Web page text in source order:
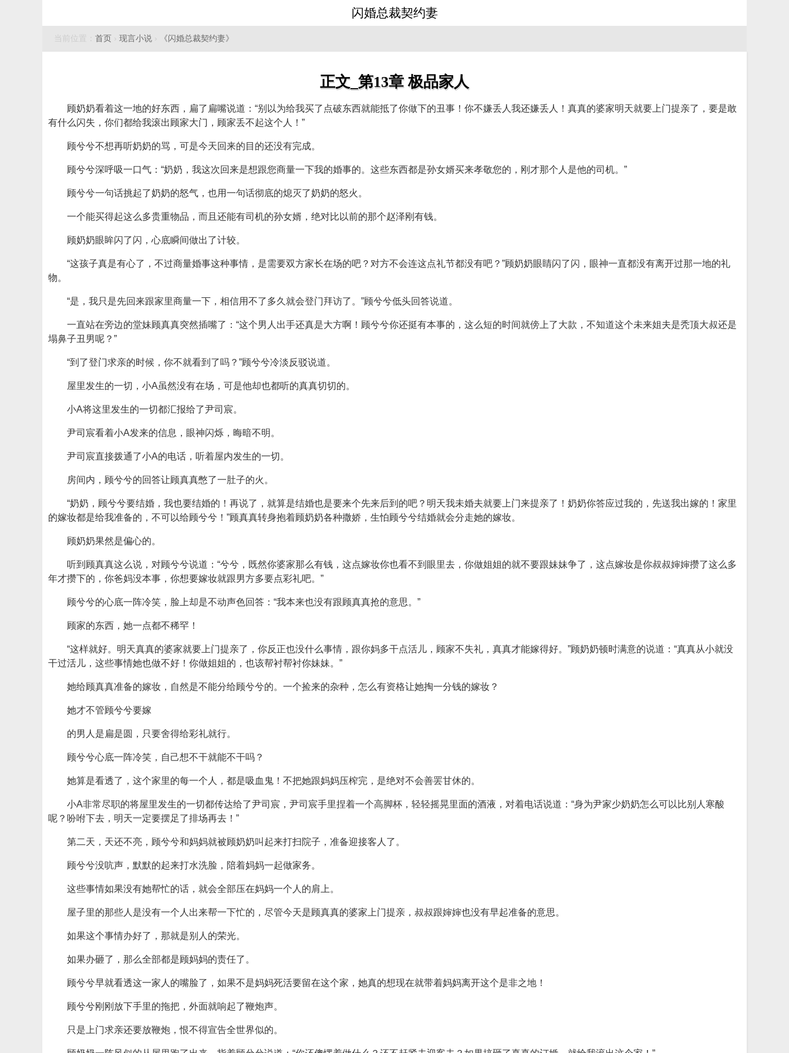
闪婚总裁契约妻
当前位置： 首页 › 现言小说 › 《闪婚总裁契约妻》
正文_第13章 极品家人
顾奶奶看着这一地的好东西，扁了扁嘴说道：“别以为给我买了点破东西就能抵了你做下的丑事！你不嫌丢人我还嫌丢人！真真的婆家明天就要上门提亲了，要是敢
有什么闪失，你们都给我滚出顾家大门，顾家丢不起这个人！”
顾兮兮不想再听奶奶的骂，可是今天回来的目的还没有完成。
顾兮兮深呼吸一口气：“奶奶，我这次回来是想跟您商量一下我的婚事的。这些东西都是孙女婿买来孝敬您的，刚才那个人是他的司机。”
顾兮兮一句话挑起了奶奶的怒气，也用一句话彻底的熄灭了奶奶的怒火。
一个能买得起这么多贵重物品，而且还能有司机的孙女婿，绝对比以前的那个赵泽刚有钱。
顾奶奶眼眸闪了闪，心底瞬间做出了计较。
“这孩子真是有心了，不过商量婚事这种事情，是需要双方家长在场的吧？对方不会连这点礼节都没有吧？”顾奶奶眼睛闪了闪，眼神一直都没有离开过那一地的礼
物。
“是，我只是先回来跟家里商量一下，相信用不了多久就会登门拜访了。”顾兮兮低头回答说道。
一直站在旁边的堂妹顾真真突然插嘴了：“这个男人出手还真是大方啊！顾兮兮你还挺有本事的，这么短的时间就傍上了大款，不知道这个未来姐夫是秃顶大叔还是
塌鼻子丑男呢？”
“到了登门求亲的时候，你不就看到了吗？”顾兮兮冷淡反驳说道。
屋里发生的一切，小A虽然没有在场，可是他却也都听的真真切切的。
小A将这里发生的一切都汇报给了尹司宸。
尹司宸看着小A发来的信息，眼神闪烁，晦暗不明。
尹司宸直接拨通了小A的电话，听着屋内发生的一切。
房间内，顾兮兮的回答让顾真真憋了一肚子的火。
“奶奶，顾兮兮要结婚，我也要结婚的！再说了，就算是结婚也是要来个先来后到的吧？明天我未婚夫就要上门来提亲了！奶奶你答应过我的，先送我出嫁的！家里
的嫁妆都是给我准备的，不可以给顾兮兮！”顾真真转身抱着顾奶奶各种撒娇，生怕顾兮兮结婚就会分走她的嫁妆。
顾奶奶果然是偏心的。
听到顾真真这么说，对顾兮兮说道：“兮兮，既然你婆家那么有钱，这点嫁妆你也看不到眼里去，你做姐姐的就不要跟妹妹争了，这点嫁妆是你叔叔婶婶攒了这么多
年才攒下的，你爸妈没本事，你想要嫁妆就跟男方多要点彩礼吧。”
顾兮兮的心底一阵冷笑，脸上却是不动声色回答：“我本来也没有跟顾真真抢的意思。”
顾家的东西，她一点都不稀罕！
“这样就好。明天真真的婆家就要上门提亲了，你反正也没什么事情，跟你妈多干点活儿，顾家不失礼，真真才能嫁得好。”顾奶奶顿时满意的说道：“真真从小就没
干过活儿，这些事情她也做不好！你做姐姐的，也该帮衬帮衬你妹妹。”
她给顾真真准备的嫁妆，自然是不能分给顾兮兮的。一个捡来的杂种，怎么有资格让她掏一分钱的嫁妆？
她才不管顾兮兮要嫁
的男人是扁是圆，只要舍得给彩礼就行。
顾兮兮心底一阵冷笑，自己想不干就能不干吗？
她算是看透了，这个家里的每一个人，都是吸血鬼！不把她跟妈妈压榨完，是绝对不会善罢甘休的。
小A非常尽职的将屋里发生的一切都传达给了尹司宸，尹司宸手里捏着一个高脚杯，轻轻摇晃里面的酒液，对着电话说道：“身为尹家少奶奶怎么可以比别人寒酸
呢？吩咐下去，明天一定要摆足了排场再去！”
第二天，天还不亮，顾兮兮和妈妈就被顾奶奶叫起来打扫院子，准备迎接客人了。
顾兮兮没吭声，默默的起来打水洗脸，陪着妈妈一起做家务。
这些事情如果没有她帮忙的话，就会全部压在妈妈一个人的肩上。
屋子里的那些人是没有一个人出来帮一下忙的，尽管今天是顾真真的婆家上门提亲，叔叔跟婶婶也没有早起准备的意思。
如果这个事情办好了，那就是别人的荣光。
如果办砸了，那么全部都是顾妈妈的责任了。
顾兮兮早就看透这一家人的嘴脸了，如果不是妈妈死活要留在这个家，她真的想现在就带着妈妈离开这个是非之地！
顾兮兮刚刚放下手里的拖把，外面就响起了鞭炮声。
只是上门求亲还要放鞭炮，恨不得宣告全世界似的。